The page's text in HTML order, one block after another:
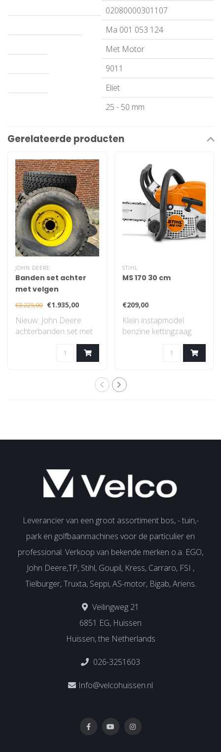
02080000301107
Ma 001 053 124
Met Motor
9011
Eliet
25 - 50 mm
Gerelateerde producten
JOHN DEERE
Banden set achter
met velgen
€3.225,00 €1.935,00
Nieuw: John Deere
achterbanden set met
velgen, gazon profiel..
STIHL
MS 170 30 cm
€209,00
Klein instapmodel
benzine kettingzaag
met STIHL 2-MIX-
Leverancier van een groot assortiment bos, - tuin,-
park en golfbaanmachines voor de particulier en
professional. Verkoop van bekende merken o.a. EGO,
John Deere,TP, Stihl, Goupil, Kress, Carraro, FSI ,
Tielburger, Truxta, Seppi, AS-motor, Bigab, Ariens.
Veilingweg 21
6851 EG, Huissen
Huissen, the Netherlands
026-3251603
Info@velcohuissen.nl